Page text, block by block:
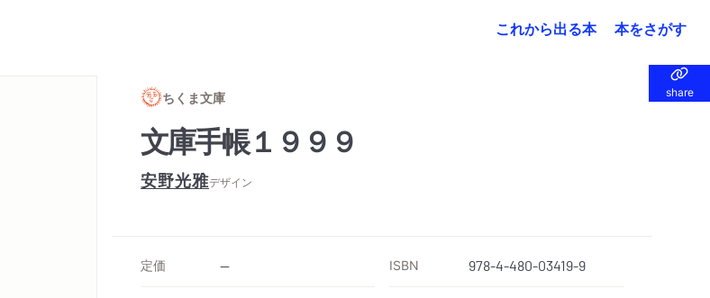
これから出る本 本をさがす
share
share
ちくま文庫
文庫手帳１９９９
安野光雅デザイン
定価 -- ISBN 978-4-480-03419-9